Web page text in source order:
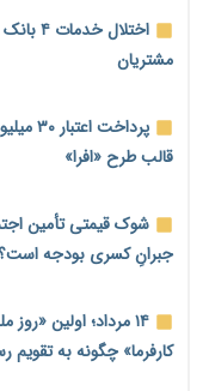
روز خبرنگار؛
همایش و مسابقه نذری
زائران اربعین نگران
صرافی‌ها
اوراسیا تا ۲۰۳۵
مشتریان
قالب طرح «افرا»
شوک قیمتی تأمین
جبرانِ کسری بودجه
۱۴ مرداد؛ اولین
کارفرما» چگونه به